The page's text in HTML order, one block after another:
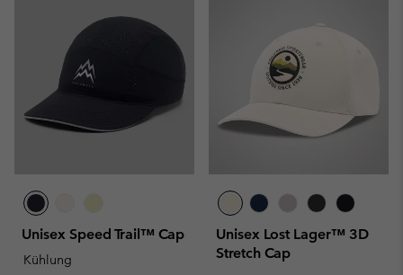
Unisex Speed Trail™ Cap
Kühlung
Unisex Lost Lager™ 3D
Stretch Cap